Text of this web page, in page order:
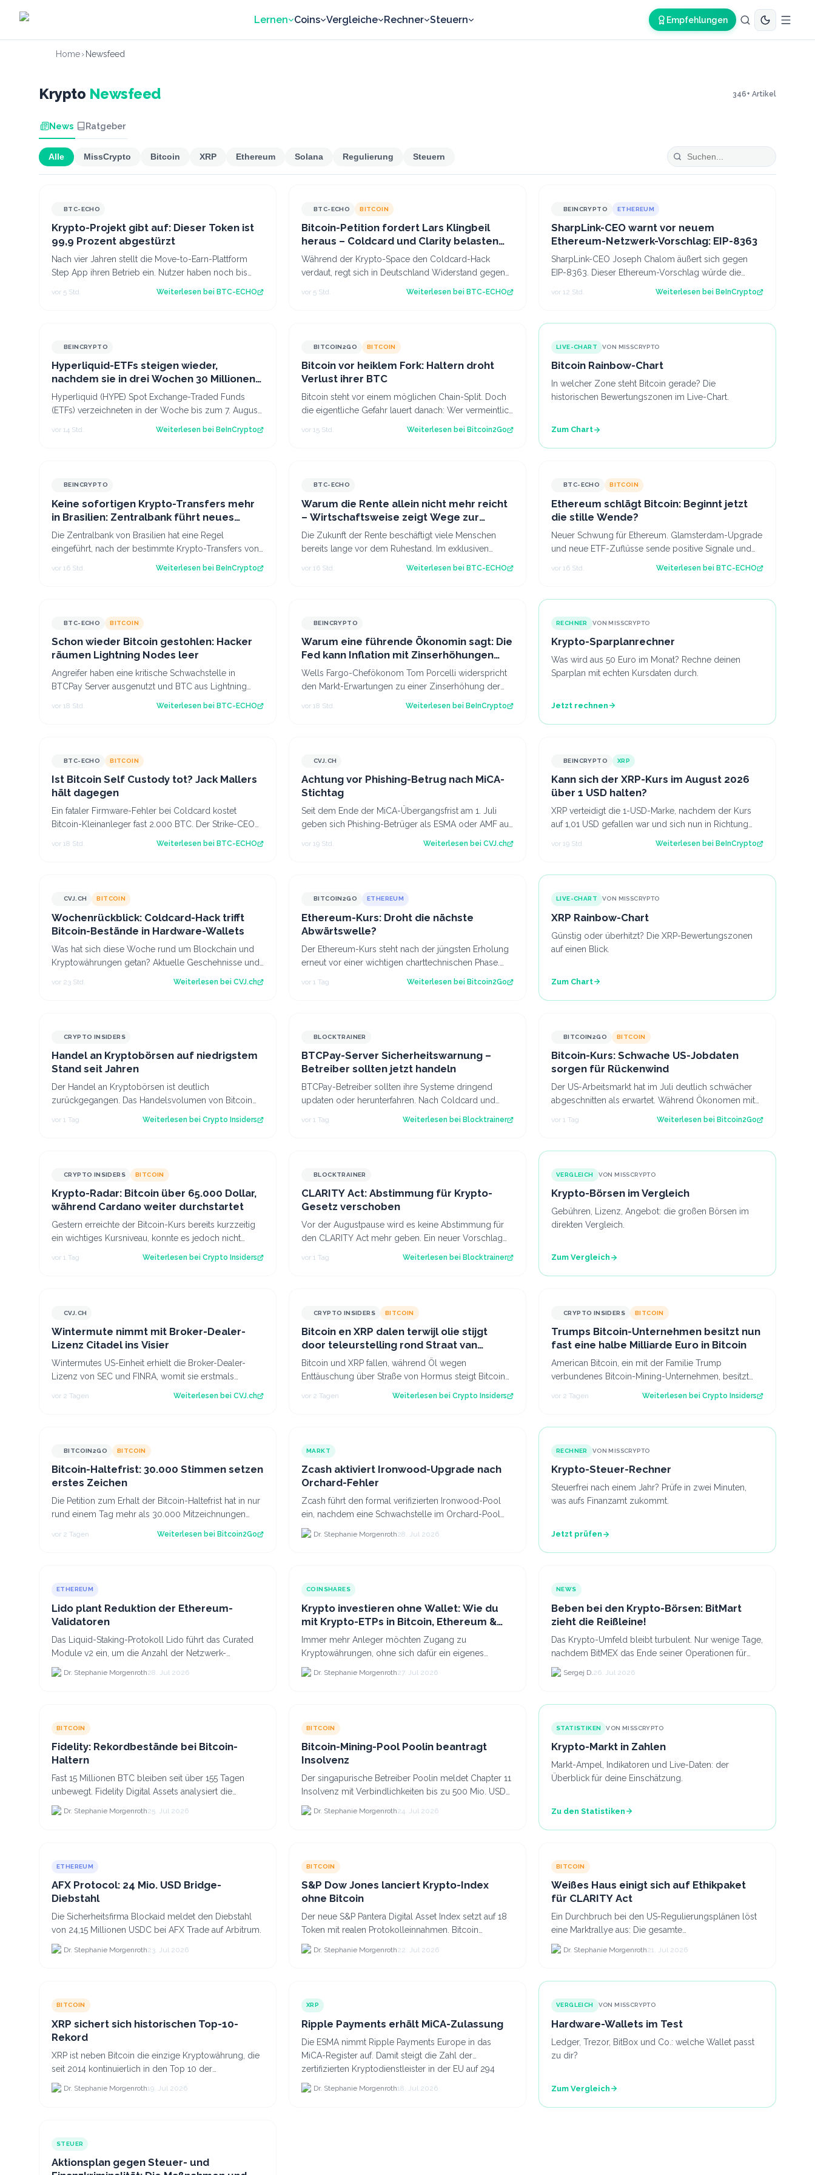
Lernen
Coins Vergleiche Rechner Steuern Empfehlungen
Home› Newsfeed
Krypto Newsfeed 346+ Artikel
News Ratgeber
Alle MissCrypto Bitcoin XRP Ethereum Solana Regulierung Steuern
BTC-ECHO
Krypto-Projekt gibt auf: Dieser Token ist
99,9 Prozent abgestürzt
Nach vier Jahren stellt die Move-to-Earn-Plattform
Step App ihren Betrieb ein. Nutzer haben noch bis
vor 5 Std. Weiterlesen bei BTC-ECHO
BTC-ECHO BITCOIN
Bitcoin-Petition fordert Lars Klingbeil
heraus – Coldcard und Clarity belasten
Krypto
Während der Krypto-Space den Coldcard-Hack
verdaut, regt sich in Deutschland Widerstand gegen
vor 5 Std. Weiterlesen bei BTC-ECHO
BEINCRYPTO ETHEREUM
SharpLink-CEO warnt vor neuem
Ethereum-Netzwerk-Vorschlag: EIP-8363
SharpLink-CEO Joseph Chalom äußert sich gegen
EIP-8363. Dieser Ethereum-Vorschlag würde die
vor 12 Std. Weiterlesen bei BeInCrypto
BEINCRYPTO
Hyperliquid-ETFs steigen wieder,
nachdem sie in drei Wochen 30 Millionen
USD verloren haben
Hyperliquid (HYPE) Spot Exchange-Traded Funds
(ETFs) verzeichneten in der Woche bis zum 7. August
vor 14 Std. Weiterlesen bei BeInCrypto
BITCOIN2GO BITCOIN
Bitcoin vor heiklem Fork: Haltern droht
Verlust ihrer BTC
Bitcoin steht vor einem möglichen Chain-Split. Doch
die eigentliche Gefahr lauert danach: Wer vermeintlich
vor 15 Std. Weiterlesen bei Bitcoin2Go
LIVE-CHART VON MISSCRYPTO
Bitcoin Rainbow-Chart
In welcher Zone steht Bitcoin gerade? Die
historischen Bewertungszonen im Live-Chart.
Zum Chart
BEINCRYPTO
Keine sofortigen Krypto-Transfers mehr
in Brasilien: Zentralbank führt neues
Gesetz ein
Die Zentralbank von Brasilien hat eine Regel
eingeführt, nach der bestimmte Krypto-Transfers von
vor 16 Std. Weiterlesen bei BeInCrypto
BTC-ECHO
Warum die Rente allein nicht mehr reicht
– Wirtschaftsweise zeigt Wege zur
Vorsorge auf
Die Zukunft der Rente beschäftigt viele Menschen
bereits lange vor dem Ruhestand. Im exklusiven
vor 16 Std. Weiterlesen bei BTC-ECHO
BTC-ECHO BITCOIN
Ethereum schlägt Bitcoin: Beginnt jetzt
die stille Wende?
Neuer Schwung für Ethereum. Glamsterdam-Upgrade
und neue ETF-Zuflüsse sende positive Signale und
vor 16 Std. Weiterlesen bei BTC-ECHO
BTC-ECHO BITCOIN
Schon wieder Bitcoin gestohlen: Hacker
räumen Lightning Nodes leer
Angreifer haben eine kritische Schwachstelle in
BTCPay Server ausgenutzt und BTC aus Lightning
vor 18 Std. Weiterlesen bei BTC-ECHO
BEINCRYPTO
Warum eine führende Ökonomin sagt: Die
Fed kann Inflation mit Zinserhöhungen
nicht besiegen
Wells Fargo-Chefökonom Tom Porcelli widerspricht
den Markt-Erwartungen zu einer Zinserhöhung der
vor 18 Std. Weiterlesen bei BeInCrypto
RECHNER VON MISSCRYPTO
Krypto-Sparplanrechner
Was wird aus 50 Euro im Monat? Rechne deinen
Sparplan mit echten Kursdaten durch.
Jetzt rechnen
BTC-ECHO BITCOIN
Ist Bitcoin Self Custody tot? Jack Mallers
hält dagegen
Ein fataler Firmware-Fehler bei Coldcard kostet
Bitcoin-Kleinanleger fast 2.000 BTC. Der Strike-CEO
erklärt die Ursachen der Tragödie und ze…
vor 18 Std. Weiterlesen bei BTC-ECHO
CVJ.CHCVJ.CH
Achtung vor Phishing-Betrug nach MiCA-
Stichtag
Seit dem Ende der MiCA-Übergangsfrist am 1. Juli
geben sich Phishing-Betrüger als ESMA oder AMF aus
und fordern Krypto-Transfers. Der Artike…
vor 19 Std. Weiterlesen bei CVJ.ch
BEINCRYPTO XRP
Kann sich der XRP-Kurs im August 2026
über 1 USD halten?
XRP verteidigt die 1-USD-Marke, nachdem der Kurs
auf 1,01 USD gefallen war und sich nun in Richtung
1,04 USD erholt, während der CLARITY Act…
vor 19 Std. Weiterlesen bei BeInCrypto
CVJ.CHCVJ.CH BITCOIN
Wochenrückblick: Coldcard-Hack trifft
Bitcoin-Bestände in Hardware-Wallets
Was hat sich diese Woche rund um Blockchain und
Kryptowährungen getan? Aktuelle Geschehnisse und
vor 23 Std. Weiterlesen bei CVJ.ch
BITCOIN2GO ETHEREUM
Ethereum-Kurs: Droht die nächste
Abwärtswelle?
Der Ethereum-Kurs steht nach der jüngsten Erholung
erneut vor einer wichtigen charttechnischen Phase.
vor 1 Tag Weiterlesen bei Bitcoin2Go
LIVE-CHART VON MISSCRYPTO
XRP Rainbow-Chart
Günstig oder überhitzt? Die XRP-Bewertungszonen
auf einen Blick.
Zum Chart
CRYPTO INSIDERS
Handel an Kryptobörsen auf niedrigstem
Stand seit Jahren
Der Handel an Kryptobörsen ist deutlich
zurückgegangen. Das Handelsvolumen von Bitcoin
vor 1 Tag Weiterlesen bei Crypto Insiders
BLOCKTRAINER
BTCPay-Server Sicherheitswarnung –
Betreiber sollten jetzt handeln
BTCPay-Betreiber sollten ihre Systeme dringend
updaten oder herunterfahren. Nach Coldcard und
vor 1 Tag Weiterlesen bei Blocktrainer
BITCOIN2GO BITCOIN
Bitcoin-Kurs: Schwache US-Jobdaten
sorgen für Rückenwind
Der US-Arbeitsmarkt hat im Juli deutlich schwächer
abgeschnitten als erwartet. Während Ökonomen mit
vor 1 Tag Weiterlesen bei Bitcoin2Go
CRYPTO INSIDERS BITCOIN
Krypto-Radar: Bitcoin über 65.000 Dollar,
während Cardano weiter durchstartet
Gestern erreichte der Bitcoin-Kurs bereits kurzzeitig
ein wichtiges Kursniveau, konnte es jedoch nicht
sofort überwinden. Heute scheinen neu…
vor 1 Tag Weiterlesen bei Crypto Insiders
BLOCKTRAINER
CLARITY Act: Abstimmung für Krypto-
Gesetz verschoben
Vor der Augustpause wird es keine Abstimmung für
den CLARITY Act mehr geben. Ein neuer Vorschlag
sieht derweil vor, dass Trump bestimmte Kry…
vor 1 Tag Weiterlesen bei Blocktrainer
VERGLEICH VON MISSCRYPTO
Krypto-Börsen im Vergleich
Gebühren, Lizenz, Angebot: die großen Börsen im
direkten Vergleich.
Zum Vergleich
CVJ.CHCVJ.CH
Wintermute nimmt mit Broker-Dealer-
Lizenz Citadel ins Visier
Wintermutes US-Einheit erhielt die Broker-Dealer-
Lizenz von SEC und FINRA, womit sie erstmals
vor 2 Tagen Weiterlesen bei CVJ.ch
CRYPTO INSIDERS BITCOIN
Bitcoin en XRP dalen terwijl olie stijgt
door teleurstelling rond Straat van
Hormuz
Bitcoin und XRP fallen, während Öl wegen
Enttäuschung über Straße von Hormus steigt Bitcoin
vor 2 Tagen Weiterlesen bei Crypto Insiders
CRYPTO INSIDERS BITCOIN
Trumps Bitcoin-Unternehmen besitzt nun
fast eine halbe Milliarde Euro in Bitcoin
American Bitcoin, ein mit der Familie Trump
verbundenes Bitcoin-Mining-Unternehmen, besitzt
vor 2 Tagen Weiterlesen bei Crypto Insiders
BITCOIN2GO BITCOIN
Bitcoin-Haltefrist: 30.000 Stimmen setzen
erstes Zeichen
Die Petition zum Erhalt der Bitcoin-Haltefrist hat in nur
rund einem Tag mehr als 30.000 Mitzeichnungen
vor 2 Tagen Weiterlesen bei Bitcoin2Go
MARKT
Zcash aktiviert Ironwood-Upgrade nach
Orchard-Fehler
Zcash führt den formal verifizierten Ironwood-Pool
ein, nachdem eine Schwachstelle im Orchard-Pool
die Erstellung gefälschter ZEC-Token ermöglichte.
Dr. Stephanie Morgenroth28. Jul 2026
RECHNER VON MISSCRYPTO
Krypto-Steuer-Rechner
Steuerfrei nach einem Jahr? Prüfe in zwei Minuten,
was aufs Finanzamt zukommt.
Jetzt prüfen
ETHEREUM
Lido plant Reduktion der Ethereum-
Validatoren
Das Liquid-Staking-Protokoll Lido führt das Curated
Module v2 ein, um die Anzahl der Netzwerk-
Validatoren von 880.000 auf etwa 628.
Dr. Stephanie Morgenroth28. Jul 2026
COINSHARES
Krypto investieren ohne Wallet: Wie du
mit Krypto-ETPs in Bitcoin, Ethereum &
Co. anlegst
Immer mehr Anleger möchten Zugang zu
Kryptowährungen, ohne sich dafür ein eigenes
Krypto-Wallet einrichten zu müssen. Dazu kommt,
dass viele nicht nur Bitcoin h...
Dr. Stephanie Morgenroth27. Jul 2026
NEWS
Beben bei den Krypto-Börsen: BitMart
zieht die Reißleine!
Das Krypto-Umfeld bleibt turbulent. Nur wenige Tage,
nachdem BitMEX das Ende seiner Operationen für
September 2026 bekannt gegeben hat, zieht nun die
nächste gr...
Sergej D.26. Jul 2026
BITCOIN
Fidelity: Rekordbestände bei Bitcoin-
Haltern
Fast 15 Millionen BTC bleiben seit über 155 Tagen
unbewegt. Fidelity Digital Assets analysiert die
Anlegerüberzeugung trotz Kursverlusten und einem
BTC-Preis.
Dr. Stephanie Morgenroth25. Jul 2026
BITCOIN
Bitcoin-Mining-Pool Poolin beantragt
Insolvenz
Der singapurische Betreiber Poolin meldet Chapter 11
Insolvenz mit Verbindlichkeiten bis zu 500 Mio. USD
und plant den Verkauf zweier Texas-Standorte für.
Dr. Stephanie Morgenroth24. Jul 2026
STATISTIKEN VON MISSCRYPTO
Krypto-Markt in Zahlen
Markt-Ampel, Indikatoren und Live-Daten: der
Überblick für deine Einschätzung.
Zu den Statistiken
ETHEREUM
AFX Protocol: 24 Mio. USD Bridge-
Diebstahl
Die Sicherheitsfirma Blockaid meldet den Diebstahl
von 24,15 Millionen USDC bei AFX Trade auf Arbitrum.
Dr. Stephanie Morgenroth23. Jul 2026
BITCOIN
S&P Dow Jones lanciert Krypto-Index
ohne Bitcoin
Der neue S&P Pantera Digital Asset Index setzt auf 18
Token mit realen Protokolleinnahmen. Bitcoin
scheidet aufgrund fehlender Erträge für Halter aus
dem.
Dr. Stephanie Morgenroth22. Jul 2026
BITCOIN
Weißes Haus einigt sich auf Ethikpaket
für CLARITY Act
Ein Durchbruch bei den US-Regulierungsplänen löst
eine Marktrallye aus: Die gesamte
Kryptokapitalisierung stieg am 21.
Dr. Stephanie Morgenroth21. Jul 2026
BITCOIN
XRP sichert sich historischen Top-10-
Rekord
XRP ist neben Bitcoin die einzige Kryptowährung, die
seit 2014 kontinuierlich in den Top 10 der
Marktkapitalisierung verblieb.
Dr. Stephanie Morgenroth19. Jul 2026
XRP
Ripple Payments erhält MiCA-Zulassung
Die ESMA nimmt Ripple Payments Europe in das
MiCA-Register auf. Damit steigt die Zahl der
zertifizierten Kryptodienstleister in der EU auf 294
Unternehmen, was.
Dr. Stephanie Morgenroth18. Jul 2026
VERGLEICH VON MISSCRYPTO
Hardware-Wallets im Test
Ledger, Trezor, BitBox und Co.: welche Wallet passt
zu dir?
Zum Vergleich
STEUER
Aktionsplan gegen Steuer- und